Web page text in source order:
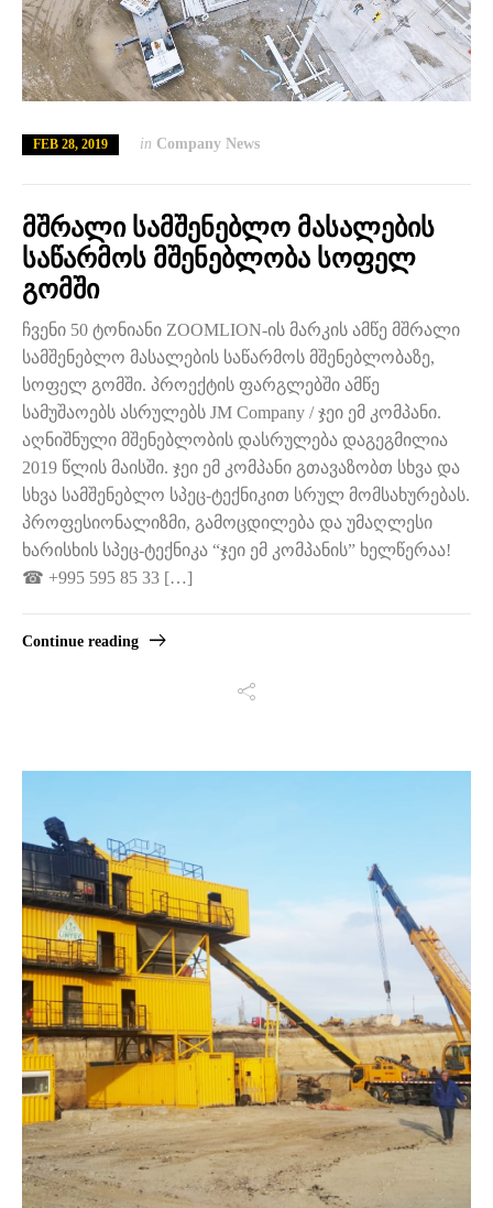
FEB 28, 2019 in Company News
მშრალი სამშენებლო მასალების
საწარმოს მშენებლობა სოფელ
გომში
ჩვენი 50 ტონიანი ZOOMLION-ის მარკის ამწე მშრალი
სამშენებლო მასალების საწარმოს მშენებლობაზე,
სოფელ გომში. პროექტის ფარგლებში ამწე
სამუშაოებს ასრულებს JM Company / ჯეი ემ კომპანი.
აღნიშნული მშენებლობის დასრულება დაგეგმილია
2019 წლის მაისში. ჯეი ემ კომპანი გთავაზობთ სხვა და
სხვა სამშენებლო სპეც-ტექნიკით სრულ მომსახურებას.
პროფესიონალიზმი, გამოცდილება და უმაღლესი
ხარისხის სპეც-ტექნიკა “ჯეი ემ კომპანის” ხელწერაა!
☎ +995 595 85 33 […]
Continue reading